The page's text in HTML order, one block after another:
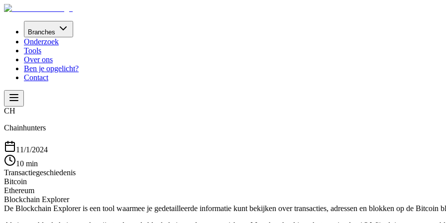
Branches
Onderzoek
Tools
Over ons
Ben je opgelicht?
Contact
CH
Chainhunters
11/1/2024
10 min
Transactiegeschiedenis
Bitcoin
Ethereum
Blockchain Explorer
De Blockchain Explorer is een tool waarmee je gedetailleerde informatie kunt bekijken over transacties, adressen en blokken op de Bitcoin